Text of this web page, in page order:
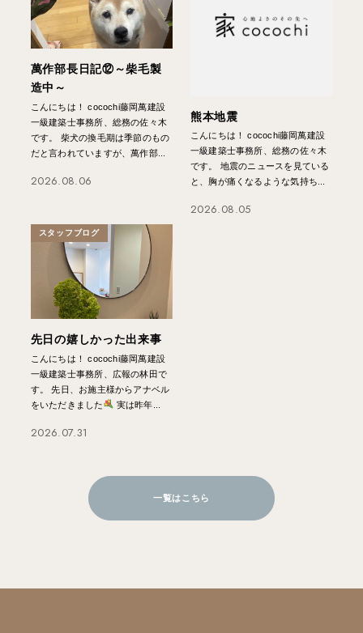
萬作部長日記⑫～柴毛製
造中～
こんにちは！ cocochi藤岡萬建設
一級建築士事務所、総務の佐々木
です。 柴犬の換毛期は季節のもの
だと言われていますが、萬作部...
2026.08.06
熊本地震
こんにちは！ cocochi藤岡萬建設
一級建築士事務所、総務の佐々木
です。 地震のニュースを見ている
と、胸が痛くなるような気持ち...
2026.08.05
スタッフブログ
先日の嬉しかった出来事
こんにちは！ cocochi藤岡萬建設
一級建築士事務所、広報の林田で
す。 先日、お施主様からアナベル
をいただきました
実は昨年...
2026.07.31
一覧はこちら